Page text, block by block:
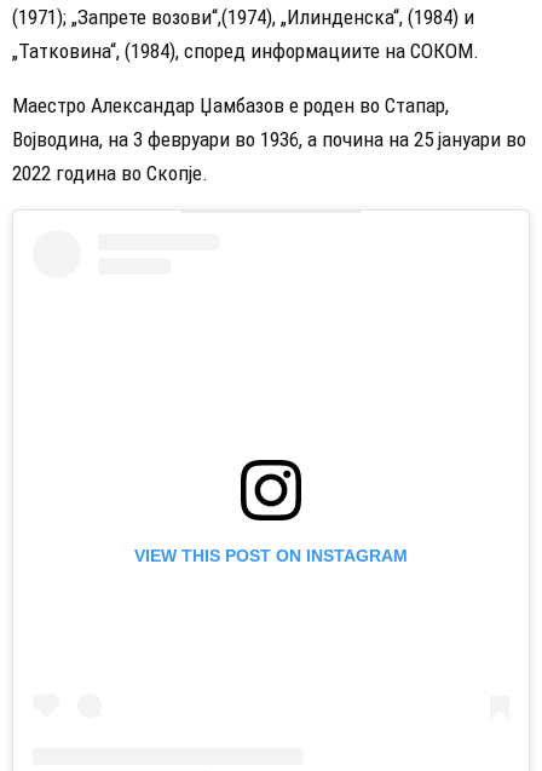
(1971); „Запрете возови“,(1974), „Илинденска“, (1984) и
„Татковина“, (1984), според информациите на СОКОМ.
Маестро Александар Џамбазов е роден во Стапар,
Војводина, на 3 февруари во 1936, а почина на 25 јануари во
2022 година во Скопје.
VIEW THIS POST ON INSTAGRAM